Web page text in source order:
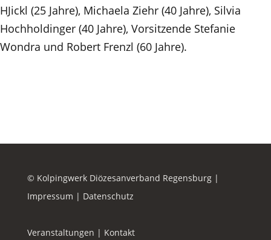
HJickl (25 Jahre), Michaela Ziehr (40 Jahre), Silvia
Hochholdinger (40 Jahre), Vorsitzende Stefanie
Wondra und Robert Frenzl (60 Jahre).
© Kolpingwerk Diözesanverband Regensburg |
Impressum | Datenschutz
Veranstaltungen | Kontakt